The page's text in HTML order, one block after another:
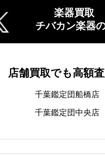
楽器買取
チバカン楽器
店舗買取でも高額査
千葉鑑定団船橋店
千葉鑑定団中央店